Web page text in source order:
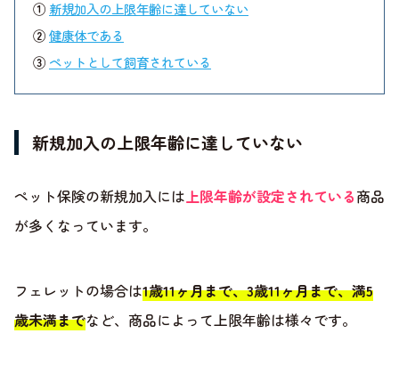
① 新規加入の上限年齢に達していない
②健康体である
③ ペットとして飼育されている
新規加入の上限年齢に達していない
ペット保険の新規加入には上限年齢が設定されている商品
が多くなっています。
フェレットの場合は1歳11ヶ月まで、3歳11ヶ月まで、満5
歳未満までなど、商品によって上限年齢は様々です。